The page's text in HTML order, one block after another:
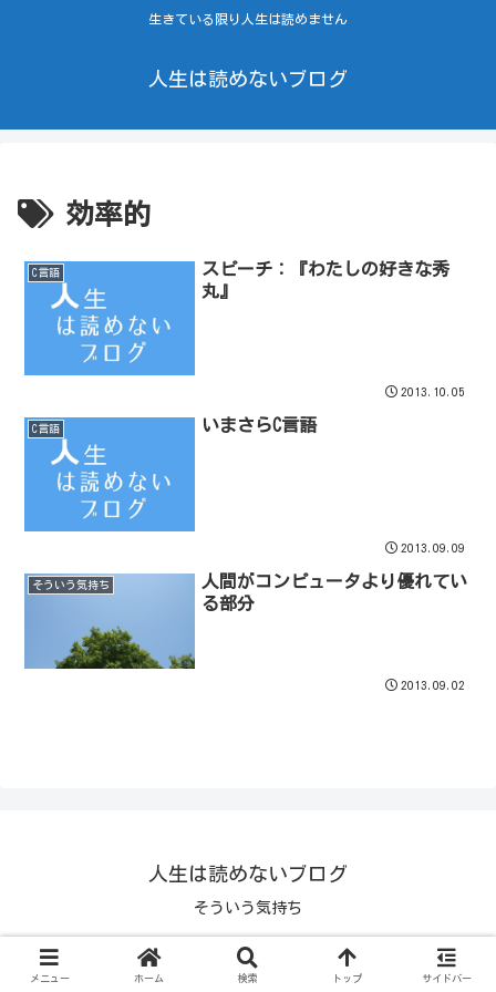
生きている限り人生は読めません
人生は読めないブログ
効率的
C言語
スピーチ：『わたしの好きな秀
丸』
2013.10.05
C言語 いまさらC言語
2013.09.09
そういう気持ち
人間がコンピュータより優れてい
る部分
2013.09.02
人生は読めないブログ
そういう気持ち
© 1970 人生は読めないブログ.
メニュー ホーム 検索 トップ サイドバー